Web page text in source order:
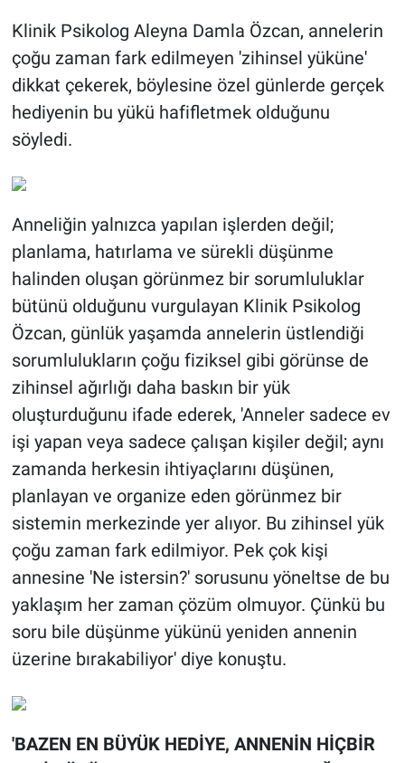
Klinik Psikolog Aleyna Damla Özcan, annelerin
çoğu zaman fark edilmeyen 'zihinsel yüküne'
dikkat çekerek, böylesine özel günlerde gerçek
hediyenin bu yükü hafifletmek olduğunu
söyledi.
Anneliğin yalnızca yapılan işlerden değil;
planlama, hatırlama ve sürekli düşünme
halinden oluşan görünmez bir sorumluluklar
bütünü olduğunu vurgulayan Klinik Psikolog
Özcan, günlük yaşamda annelerin üstlendiği
sorumlulukların çoğu fiziksel gibi görünse de
zihinsel ağırlığı daha baskın bir yük
oluşturduğunu ifade ederek, 'Anneler sadece ev
işi yapan veya sadece çalışan kişiler değil; aynı
zamanda herkesin ihtiyaçlarını düşünen,
planlayan ve organize eden görünmez bir
sistemin merkezinde yer alıyor. Bu zihinsel yük
çoğu zaman fark edilmiyor. Pek çok kişi
annesine 'Ne istersin?' sorusunu yöneltse de bu
yaklaşım her zaman çözüm olmuyor. Çünkü bu
soru bile düşünme yükünü yeniden annenin
üzerine bırakabiliyor' diye konuştu.
'BAZEN EN BÜYÜK HEDİYE, ANNENİN HİÇBİR
EĞİTİM
BİLİM VE TEKNOLOJİ
Güvenlik